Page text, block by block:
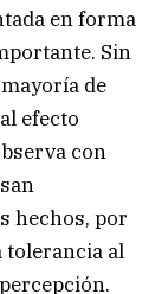
en forma
Sin
de
efecto
con
hechos, por
tolerancia al